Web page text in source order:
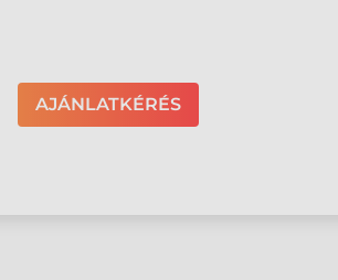
AJÁNLATKÉRÉS